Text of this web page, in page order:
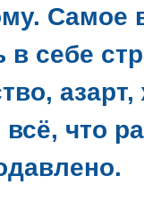
Самое
в себе
что